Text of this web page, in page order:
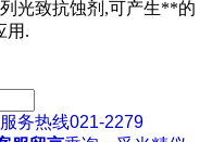
光致抗蚀剂,可产生**的
用.
务热线021-2279